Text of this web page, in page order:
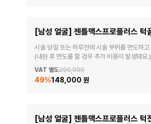
[남성 얼굴] 젠틀맥스프로플러스 턱
시술 당일 또는 하루전에 시술 부위를 면도하고
(내원 후 면도를 할 경우 추가 비용이 발생돼요.)
VAT 별도290,000
49%148,000 원
[남성 얼굴] 젠틀맥스프로플러스 턱